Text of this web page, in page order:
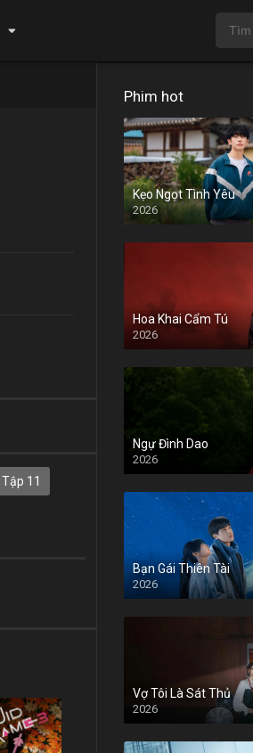
Tập 11
Phim hot
Kẹo Ngọt Tình Yêu
2026
Hoa Khai Cẩm Tú
2026
Ngự Đình Dao
2026
Bạn Gái Thiên Tài
2026
Vợ Tôi Là Sát Thủ
2026